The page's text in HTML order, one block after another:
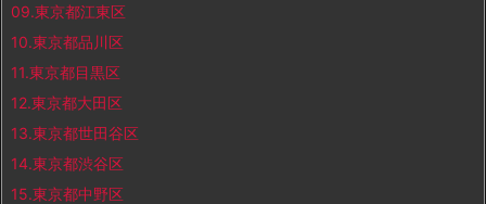
09.東京都江東区
10.東京都品川区
11.東京都目黒区
12.東京都大田区
13.東京都世田谷区
14.東京都渋谷区
15.東京都中野区